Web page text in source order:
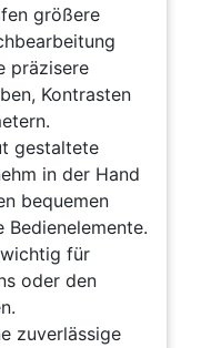
größere
präzisere
Kontrasten
gestaltete
in der Hand
bequemen
für
oder den
zuverlässige